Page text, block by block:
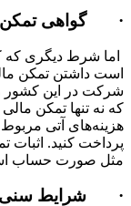
· گواهی تمکن
اما شرط دیگری
است داشتن تمکن
شرکت در این کشور را
که نه تنها تمکن
هزینه‌های آتی مربوط
پرداخت کنید. اثبات
مثل صورت حساب
· شرایط سنی